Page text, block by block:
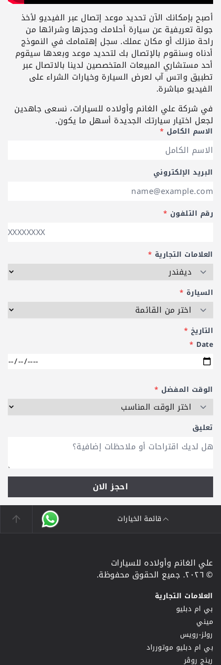
أصبح بإمكانك الآن تحديد موعد إتصال عبر الفيديو لأخذ
جولة تعريفية عن سيارة أحلامك وحجزها وشرائها من
راحة منزلك أو مكان عملك. سجل إهتمامك في النموذج
أدناه وسنقوم بالإتصال بك لتحديد موعد وبعدها سيقوم
أحد مستشاري المبيعات المتخصصين لدينا بالاتصال عبر
تطبيق واتس آب لعرض السيارة وخيارات الشراء على
الفيديو مباشرة.
في شركة علي الغانم وأولاده للسيارات، نسعى جاهدين
لجعل اختيار سيارتك الجديدة أسهل ما يكون.
الاسم الكامل *
البريد الإلكتروني
رقم التلفون *
العلامات التجارية *
السيارة *
التاريخ *
Date
*
الوقت المفضل *
تعليق
احجز الان
قائمة الخيارات
علي الغانم وأولاده للسيارات
© ٢٠٢٦. جميع الحقوق محفوظة.
العلامات التجارية
بي ام دبليو
ميني
رولز-رويس
بي ام دبليو موتورراد
رينج روڤر